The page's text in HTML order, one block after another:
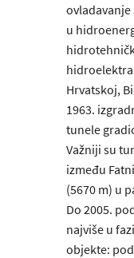
u
Hrvatskoj,
1963.
tunele
Važniji su
između
(5670 m) u
Do 2005.
najviše u
objekte: